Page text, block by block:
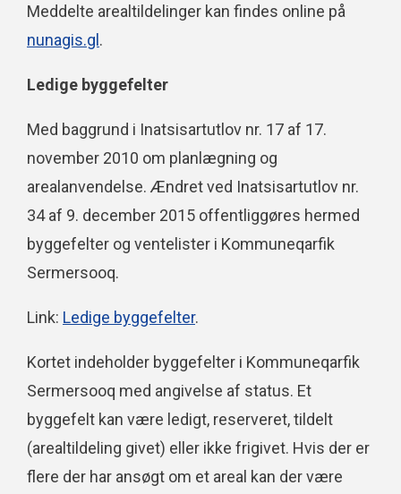
Meddelte arealtildelinger kan findes online på
nunagis.gl.
Ledige byggefelter
Med baggrund i Inatsisartutlov nr. 17 af 17.
november 2010 om planlægning og
arealanvendelse. Ændret ved Inatsisartutlov nr.
34 af 9. december 2015 offentliggøres hermed
byggefelter og ventelister i Kommuneqarfik
Sermersooq.
Link: Ledige byggefelter.
Kortet indeholder byggefelter i Kommuneqarfik
Sermersooq med angivelse af status. Et
byggefelt kan være ledigt, reserveret, tildelt
(arealtildeling givet) eller ikke frigivet. Hvis der er
flere der har ansøgt om et areal kan der være